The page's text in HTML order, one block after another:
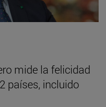
mide la felicidad
países, incluido